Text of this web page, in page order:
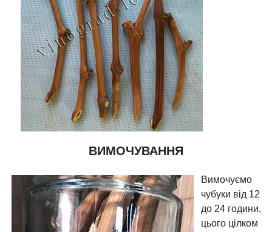
ВИМОЧУВАННЯ
Вимочуємо
чубуки від 12
до 24 години,
цього цілком